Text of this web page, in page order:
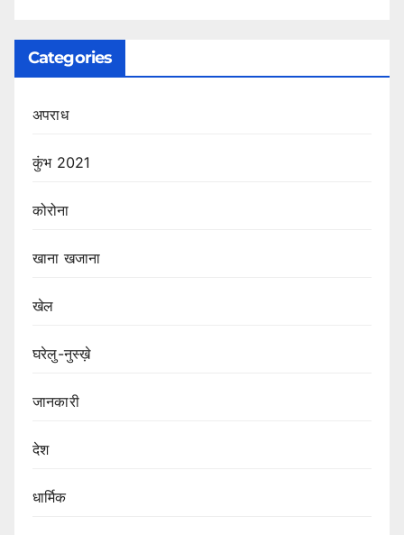
Categories
अपराध
कुंभ 2021
कोरोना
खाना खजाना
खेल
घरेलु-नुस्ख़े
जानकारी
देश
धार्मिक